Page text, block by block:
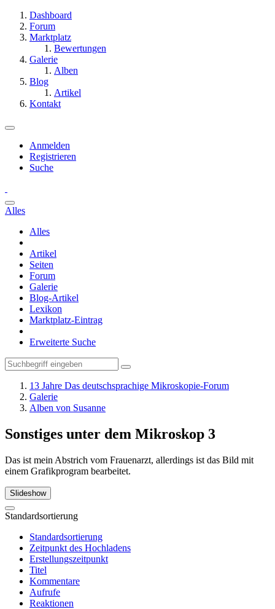
Dashboard
Forum
Marktplatz
Bewertungen
Galerie
Alben
Blog
Artikel
Kontakt
Anmelden
Registrieren
Suche
Alles
Alles
Artikel
Seiten
Forum
Galerie
Blog-Artikel
Lexikon
Marktplatz-Eintrag
Erweiterte Suche
13 Jahre Das deutschsprachige Mikroskopie-Forum
Galerie
Alben von Susanne
Sonstiges unter dem Mikroskop 3
Das ist mein Abstrich vom Frauenarzt, allerdings ist das Bild mit
einem Grafikprogram bearbeitet.
Slideshow
Standardsortierung
Standardsortierung
Zeitpunkt des Hochladens
Erstellungszeitpunkt
Titel
Kommentare
Aufrufe
Reaktionen